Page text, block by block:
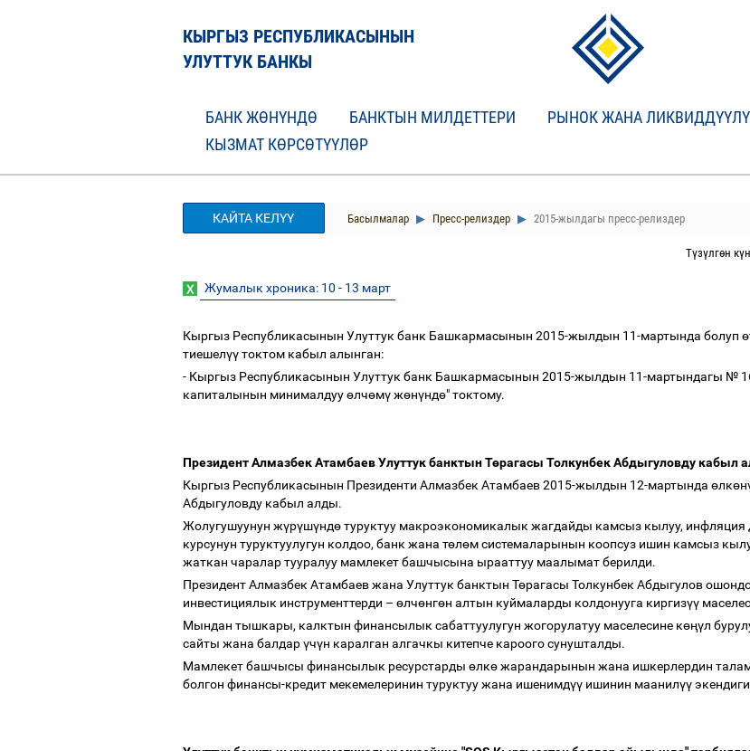
КЫРГЫЗ РЕСПУБЛИКАСЫНЫН
УЛУТТУК БАНКЫ
БАНК ЖӨНҮНДӨ БАНКТЫН МИЛДЕТТЕРИ РЫНОК ЖАНА
КЫЗМАТ КӨРСӨТҮҮЛӨР
КАЙТА КЕЛҮҮ Басылмалар Пресс-релиздер 2015-жылдагы пресс-релиздер
Түзүлгөн
Жумалык хроника: 10 - 13 март
Кыргыз Республикасынын Улуттук банк Башкармасынын 2015-жылдын 11-мартында болуп ө
тиешелүүтоктом кабыл алынган:
- Кыргыз Республикасынын Улуттук банк Башкармасынын 2015-жылдын 11-мартындагы №
капиталынын минималдууөлчөмүжөнүндө" токтому.
Президент Алмазбек Атамбаев Улуттук банктын Төрагасы Толкунбек Абдыгуловду кабыл
Кыргыз Республикасынын Президенти Алмазбек Атамбаев 2015-жылдын 12-мартында өлкөн
Абдыгуловду кабыл алды.
Жолугушуунун жүрүшүндөтуруктуу макроэкономикалык жагдайды камсыз кылуу, инфляция
курсунун туруктуулугун колдоо, банк жана төлөм системаларынын коопсуз ишин камсыз
жаткан чаралар тууралуу мамлекет башчысына ырааттуу маалымат берилди.
Президент Алмазбек Атамбаев жана Улуттук банктын Төрагасы Толкунбек Абдыгулов
инвестициялык инструменттерди – өлчөнгөн алтын куймаларды колдонууга киргизүү
Мындан тышкары, калктын финансылык сабаттуулугун жогорулатуу маселесине көңүл
сайты жана балдарүчүн каралган алгачкы китепче кароого сунушталды.
Мамлекет башчысы финансылык ресурстарды өлкөжарандарынын жана ишкерлердин
болгон финансы-кредит мекемелеринин туруктуу жана ишенимдүү ишинин маанилүү